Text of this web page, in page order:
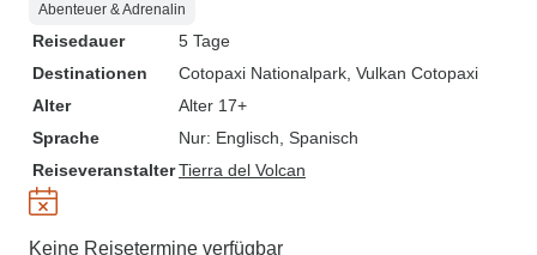
Abenteuer & Adrenalin
Reisedauer
5 Tage
Destinationen
Cotopaxi Nationalpark , Vulkan Cotopaxi
Alter
Alter 17+
Sprache
Nur: Englisch, Spanisch
ReiseveranstalterTierra del Volcan
Keine Reisetermine verfügbar